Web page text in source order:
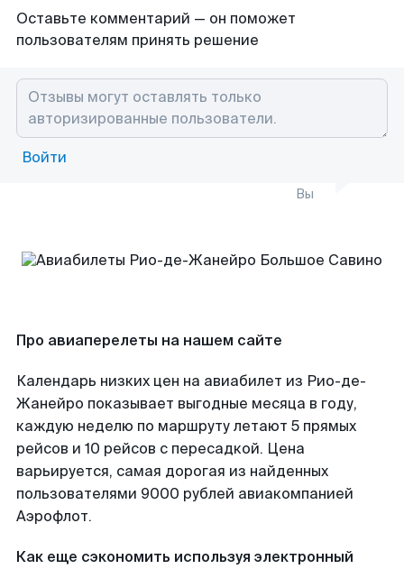
Оставьте комментарий — он поможет
пользователям принять решение
Войти
Вы
Про авиаперелеты на нашем сайте
Календарь низких цен на авиабилет из Рио-де-
Жанейро показывает выгодные месяца в году,
каждую неделю по маршруту летают 5 прямых
рейсов и 10 рейсов с пересадкой. Цена
варьируется, самая дорогая из найденных
пользователями 9000 рублей авиакомпанией
Аэрофлот.
Как еще сэкономить используя электронный